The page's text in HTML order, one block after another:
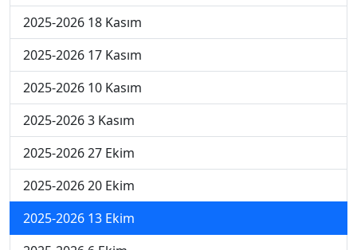
2025-2026 18 Kasım
2025-2026 17 Kasım
2025-2026 10 Kasım
2025-2026 3 Kasım
2025-2026 27 Ekim
2025-2026 20 Ekim
2025-2026 13 Ekim